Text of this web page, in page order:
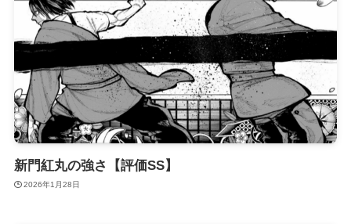
新門紅丸の強さ【評価SS】
2026年1月28日